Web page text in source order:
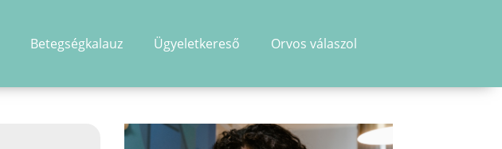
Betegségkalauz Ügyeletkereső Orvos válaszol